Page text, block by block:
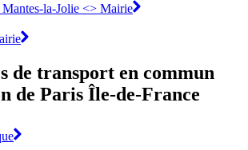
la-Jolie <> Mairie
de transport en commun
de Paris Île-de-France